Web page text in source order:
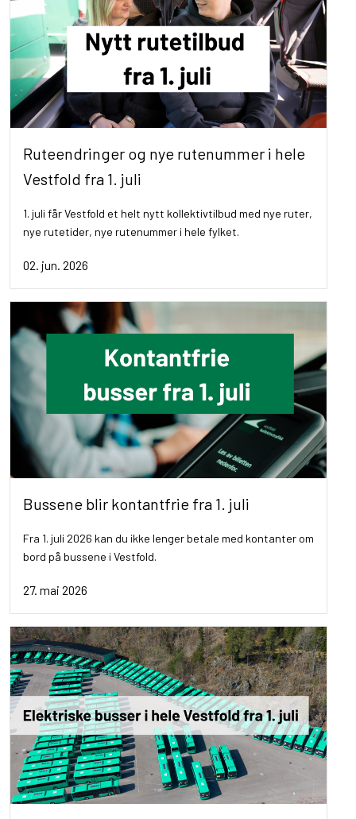
Ruteendringer og nye rutenummer i hele
Vestfold fra 1. juli
1. juli får Vestfold et helt nytt kollektivtilbud med nye ruter,
nye rutetider, nye rutenummer i hele fylket.
02. jun. 2026
Bussene blir kontantfrie fra 1. juli
Fra 1. juli 2026 kan du ikke lenger betale med kontanter om
bord på bussene i Vestfold.
27. mai 2026